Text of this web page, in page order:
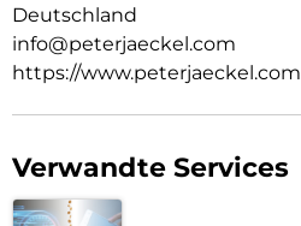
Deutschland
info@peterjaeckel.com
https://www.peterjaeckel.com
Verwandte Services